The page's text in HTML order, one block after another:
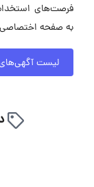
فرصت‌های
به صفحه اختصاصی
لیست